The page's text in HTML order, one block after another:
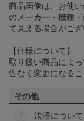
商品画像は、お使
のメーカー・機種
て見える場合がご
【仕様について】
取り扱い商品によ
告なく変更になるこ
その他
決済について